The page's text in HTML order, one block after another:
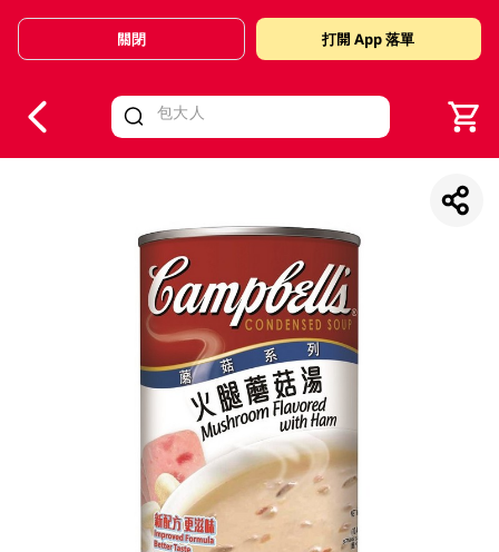
Valid Until 30 June 2026
關閉 打開 App 落單